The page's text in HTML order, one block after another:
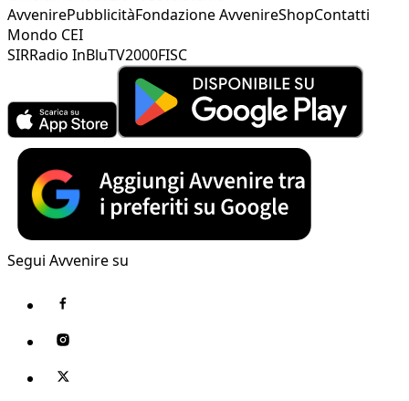
AvvenirePubblicitàFondazione AvvenireShopContatti
Mondo CEI
SIRRadio InBluTV2000FISC
Segui Avvenire su